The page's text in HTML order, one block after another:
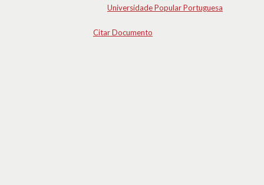
Universidade Popular Portuguesa
Citar Documento